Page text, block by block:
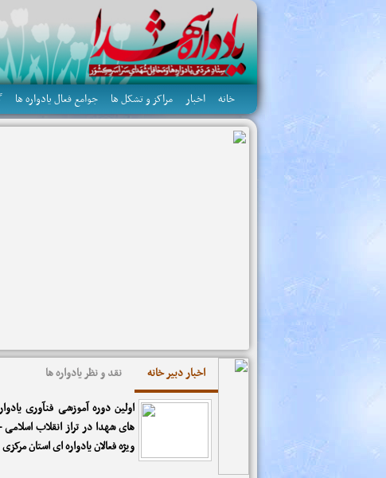
خانه اخبار مراکز و تشکل ها جوامع فعال یادواره ها
نقد و نظر یادواره ها اخبار دبیر خانه
اولین دوره آموزشی فنآوری
های شهدا در تراز انقلاب
ویژه فعالان یادواره ای استان مرکزی